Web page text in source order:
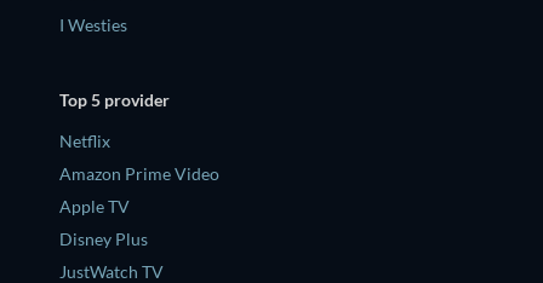
I Westies
Top 5 provider
Netflix
Amazon Prime Video
Apple TV
Disney Plus
JustWatch TV